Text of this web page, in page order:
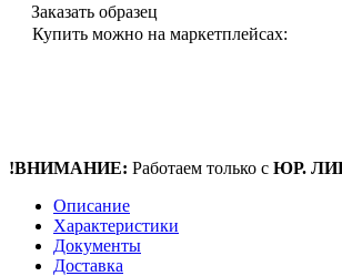
Заказать образец
Купить можно на маркетплейсах:
!ВНИМАНИЕ: Работаем только с ЮР.
Описание
Характеристики
Документы
Доставка